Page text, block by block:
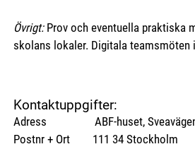
Övrigt: Prov och eventuella praktiska
skolans lokaler. Digitala teamsmöten
Kontaktuppgifter:
Adress ABF-huset, Sveavägen
Postnr + Ort 111 34 Stockholm